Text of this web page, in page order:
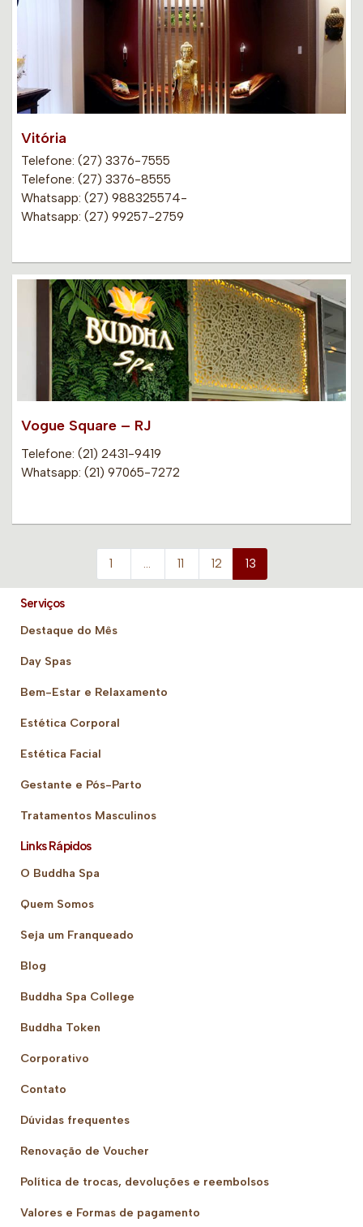
Vitória
Telefone: (27) 3376-7555
Telefone: (27) 3376-8555
Whatsapp: (27) 988325574-
Whatsapp: (27) 99257-2759
Vogue Square – RJ
Telefone: (21) 2431-9419
Whatsapp: (21) 97065-7272
1 … 11 12 13
Serviços
Destaque do Mês
Day Spas
Bem-Estar e Relaxamento
Estética Corporal
Estética Facial
Gestante e Pós-Parto
Tratamentos Masculinos
Links Rápidos
O Buddha Spa
Quem Somos
Seja um Franqueado
Blog
Buddha Spa College
Buddha Token
Corporativo
Contato
Dúvidas frequentes
Renovação de Voucher
Política de trocas, devoluções e reembolsos
Valores e Formas de pagamento